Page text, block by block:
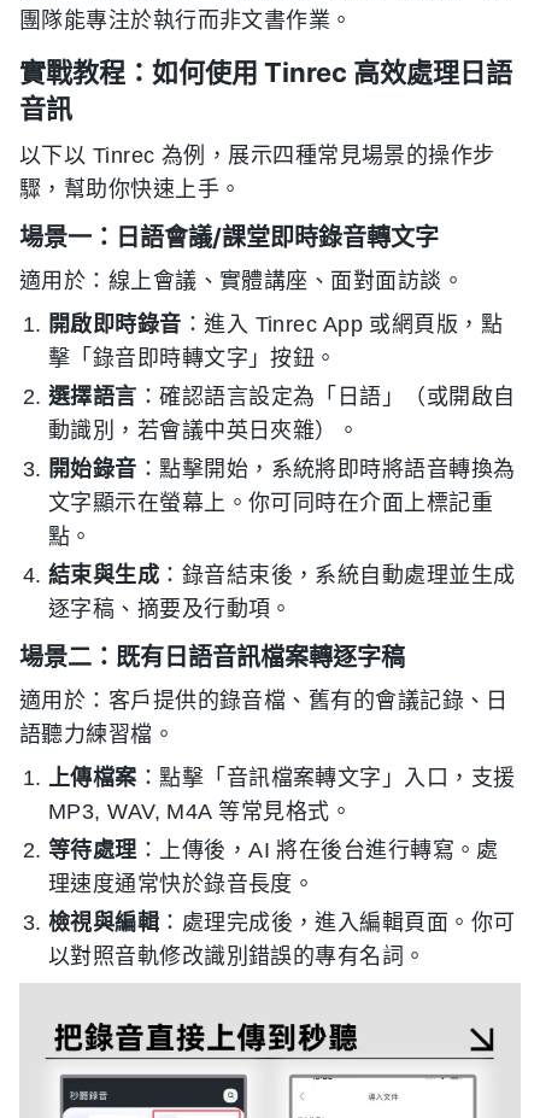
團隊能專注於執行而非文書作業。
實戰教程：如何使用 Tinrec 高效處理日語
音訊
以下以 Tinrec 為例，展示四種常見場景的操作步
驟，幫助你快速上手。
場景一：日語會議/課堂即時錄音轉文字
適用於：線上會議、實體講座、面對面訪談。
開啟即時錄音 ：進入 Tinrec App 或網頁版，點
擊「錄音即時轉文字」按鈕。
選擇語言 ：確認語言設定為「日語」（或開啟自
動識別，若會議中英日夾雜）。
開始錄音 ：點擊開始，系統將即時將語音轉換為
文字顯示在螢幕上。你可同時在介面上標記重
點。
結束與生成 ：錄音結束後，系統自動處理並生成
逐字稿、摘要及行動項。
場景二：既有日語音訊檔案轉逐字稿
適用於：客戶提供的錄音檔、舊有的會議記錄、日
語聽力練習檔。
上傳檔案 ：點擊「音訊檔案轉文字」入口，支援
MP3, WAV, M4A 等常見格式。
等待處理 ：上傳後，AI 將在後台進行轉寫。處
理速度通常快於錄音長度。
檢視與編輯 ：處理完成後，進入編輯頁面。你可
以對照音軌修改識別錯誤的專有名詞。